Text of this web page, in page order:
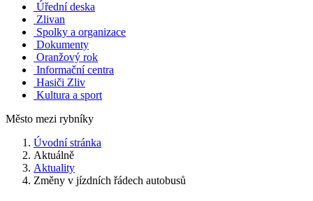
Úřední deska
Zlivan
Spolky a organizace
Dokumenty
Oranžový rok
Informační centra
Hasiči Zliv
Kultura a sport
Město mezi rybníky
Úvodní stránka
Aktuálně
Aktuality
Změny v jízdních řádech autobusů